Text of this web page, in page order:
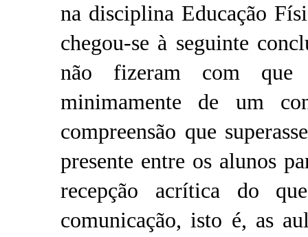
na disciplina Educação
chegou-se à seguinte
não fizeram com que
minimamente de um
compreensão que
presente entre os alunos
recepção acrítica do
comunicação, isto é, as